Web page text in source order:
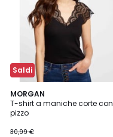
Saldi
MORGAN
T-shirt a maniche corte con
pizzo
30,99 €
5
/
5
2
Colori